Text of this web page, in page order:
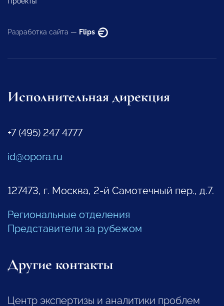
Разработка сайта — Flips
Исполнительная дирекция
+7 (495) 247 4777
id@opora.ru
127473, г. Москва, 2-й Самотечный пер., д.7.
Региональные отделения
Представители за рубежом
Другие контакты
Центр экспертизы и аналитики проблем